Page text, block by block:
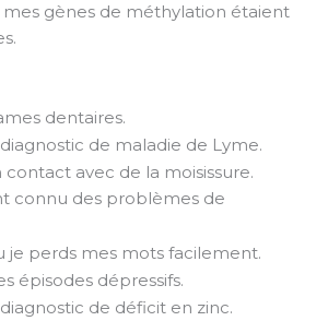
gènes de méthylation étaient
dentaires.
diagnostic de maladie de Lyme.
contact avec de la moisissure.
connu des problèmes de
je perds mes mots facilement.
épisodes dépressifs.
de déficit en zinc.